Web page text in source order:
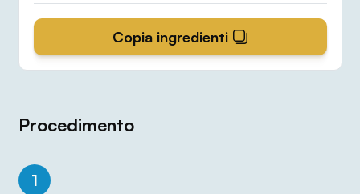
Copia ingredienti
Procedimento
1